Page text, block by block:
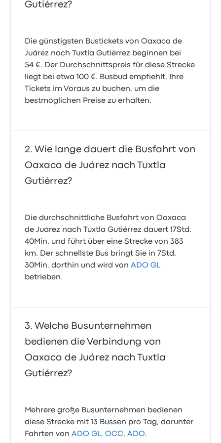
Gutiérrez?
Die günstigsten Bustickets von Oaxaca de
Juárez nach Tuxtla Gutiérrez beginnen bei
54 €. Der Durchschnittspreis für diese Strecke
liegt bei etwa 100 €. Busbud empfiehlt, Ihre
Tickets im Voraus zu buchen, um die
bestmöglichen Preise zu erhalten.
Wie lange dauert die Busfahrt von
Oaxaca de Juárez nach Tuxtla
Gutiérrez?
Die durchschnittliche Busfahrt von Oaxaca
de Juárez nach Tuxtla Gutiérrez dauert 17Std.
40Min. und führt über eine Strecke von 383
km. Der schnellste Bus bringt Sie in 7Std.
30Min. dorthin und wird vonADO GL
betrieben.
Welche Busunternehmen
bedienen die Verbindung von
Oaxaca de Juárez nach Tuxtla
Gutiérrez?
Mehrere große Busunternehmen bedienen
diese Strecke mit 13 Bussen pro Tag, darunter
Fahrten vonADO GL,OCC,ADO.